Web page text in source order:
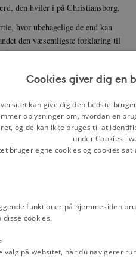
den hviler i på Christiansborg.
hvor ubehagelige de end kan
den væsentligste forklaring til
sig noget som helst ud
Alligevel indfangede dansk
kommissions betænkning)
havde været, eller kunne tænkes
var tilgift. Danmark var
værksted kunne også præstere
Horserød betroede han
mælketænder trukket ud. Men
alligevel kaldet til at stemple
og lære, at også i det fag
hidrørte fra en
det, og det forklarer måske til
Cookies giver dig en
kan give dig den bedste
oplysninger om, hvordan en
og de kan ikke bruges til at
under Cookies i
bruger egne cookies og cookies
funktioner på hjemmesiden
disse cookies.
valg på websitet, når du navigerer